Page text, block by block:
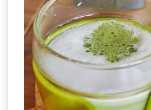
วงใน
แจก
ฟรี
GIFTCODE!